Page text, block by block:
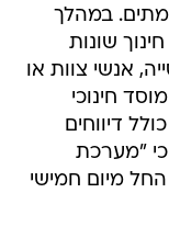
במהלך
שונות
אנשי צוות או
חינוכי
דיווחים
כי "מערכת
מיום חמישי